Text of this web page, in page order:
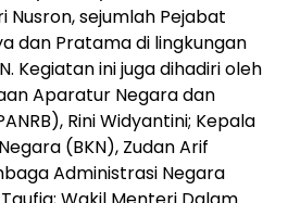
sejumlah Pejabat
dan Pratama di lingkungan
Kegiatan ini juga dihadiri oleh
Aparatur Negara dan
Rini Widyantini; Kepala
(BKN), Zudan Arif
Administrasi Negara